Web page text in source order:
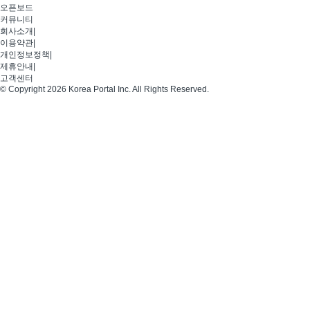
오픈보드
커뮤니티
회사소개
이용약관
개인정보정책
제휴안내
고객센터
© Copyright 2026 Korea Portal Inc. All Rights Reserved.